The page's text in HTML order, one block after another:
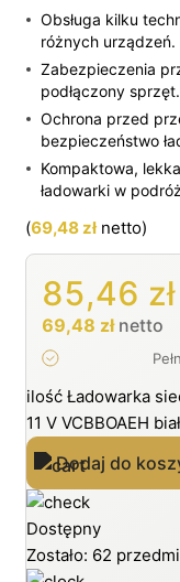
Obsługa kilku
różnych urządzeń.
Zabezpieczenia
podłączony sprzęt.
Ochrona przed
bezpieczeństwo
Kompaktowa,
ładowarki w
(69,48złnetto)
85,46 zł
69,48 złnetto
ilość Ładowarka
11 V VCBBOAEH
Dodaj do
Dostępny
Zostało: 62